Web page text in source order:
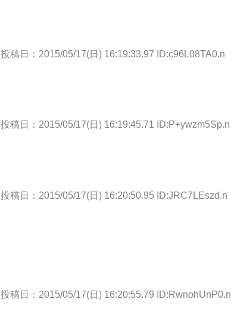
投稿日：2015/05/17(日) 16:19:33.97 ID:c96L08TA0.n
投稿日：2015/05/17(日) 16:19:45.71 ID:P+ywzm5Sp.n
投稿日：2015/05/17(日) 16:20:50.95 ID:JRC7LEszd.n
投稿日：2015/05/17(日) 16:20:55.79 ID:RwnohUnP0.n